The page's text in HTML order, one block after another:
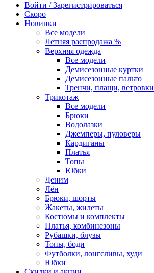
Войти / Зарегистрироваться
Скоро
Новинки
Все модели
Летняя распродажа %
Верхняя одежда
Все модели
Демисезонные куртки
Демисезонные пальто
Тренчи, плащи, ветровки
Трикотаж
Все модели
Брюки
Водолазки
Джемперы, пуловеры
Кардиганы
Платья
Топы
Юбки
Деним
Лён
Брюки, шорты
Жакеты, жилеты
Костюмы и комплекты
Платья, комбинезоны
Рубашки, блузы
Топы, боди
Футболки, лонгсливы, худи
Юбки